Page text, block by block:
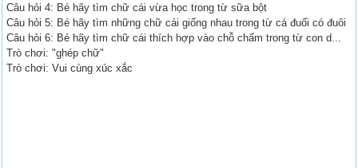
Câu hỏi 4: Bé hãy tìm chữ cái vừa học trong từ sữa bột
Câu hỏi 5: Bé hãy tìm những chữ cái giống nhau trong từ cá đuối có đuôi
Câu hỏi 6: Bé hãy tìm chữ cái thích hợp vào chỗ chấm trong từ con d...
Trò chơi: "ghép chữ"
Trò chơi: Vui cùng xúc xắc